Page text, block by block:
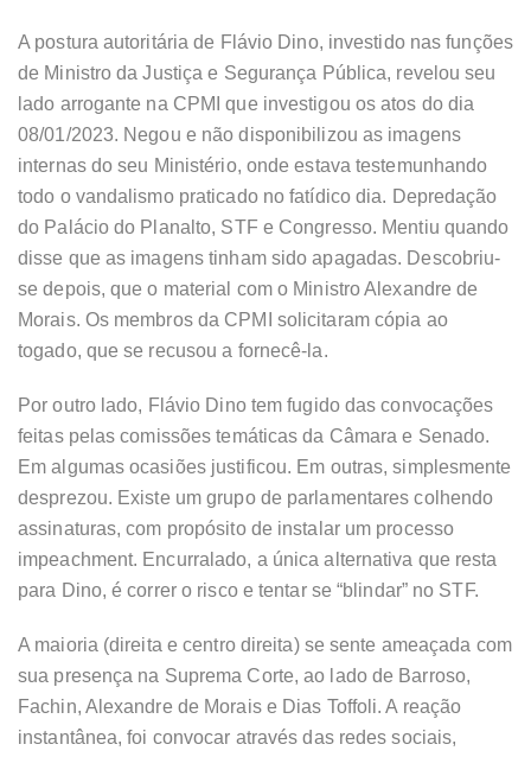
A postura autoritária de Flávio Dino, investido nas funções
de Ministro da Justiça e Segurança Pública, revelou seu
lado arrogante na CPMI que investigou os atos do dia
08/01/2023. Negou e não disponibilizou as imagens
internas do seu Ministério, onde estava testemunhando
todo o vandalismo praticado no fatídico dia. Depredação
do Palácio do Planalto, STF e Congresso. Mentiu quando
disse que as imagens tinham sido apagadas. Descobriu-
se depois, que o material com o Ministro Alexandre de
Morais. Os membros da CPMI solicitaram cópia ao
togado, que se recusou a fornecê-la.
Por outro lado, Flávio Dino tem fugido das convocações
feitas pelas comissões temáticas da Câmara e Senado.
Em algumas ocasiões justificou. Em outras, simplesmente
desprezou. Existe um grupo de parlamentares colhendo
assinaturas, com propósito de instalar um processo
impeachment. Encurralado, a única alternativa que resta
para Dino, é correr o risco e tentar se “blindar” no STF.
A maioria (direita e centro direita) se sente ameaçada com
sua presença na Suprema Corte, ao lado de Barroso,
Fachin, Alexandre de Morais e Dias Toffoli. A reação
instantânea, foi convocar através das redes sociais,